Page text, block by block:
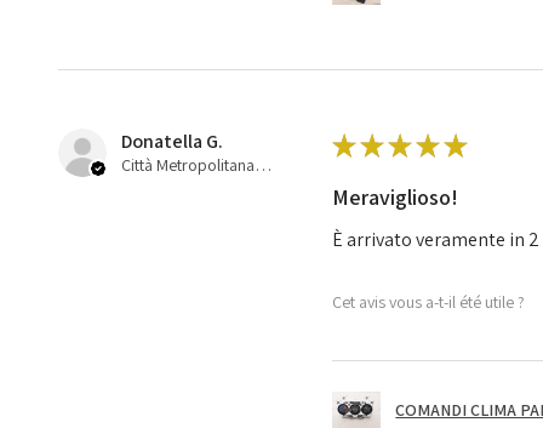
Donatella G.
Città Metropolitana di Bologna, 45
★★★★★
Meraviglioso!
È arrivato veramente in
Cet avis vous a-t-il été utile ?
COMANDI CLIMA